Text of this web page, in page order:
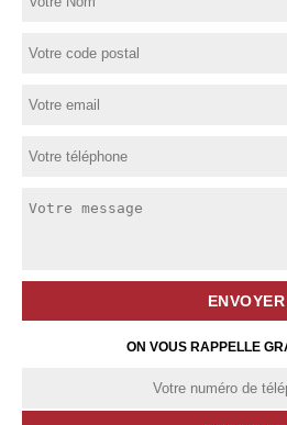
ON VOUS RAPPELLE